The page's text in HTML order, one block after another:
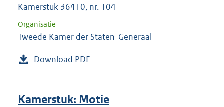
Kamerstuk 36410, nr. 104
Organisatie
Tweede Kamer der Staten-Generaal
Download PDF
Kamerstuk: Motie